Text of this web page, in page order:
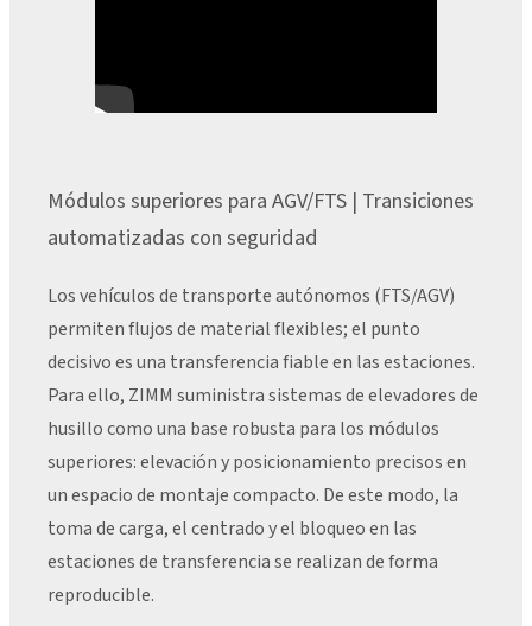
Módulos superiores para AGV/FTS | Transiciones
automatizadas con seguridad
Los vehículos de transporte autónomos (FTS/AGV)
permiten flujos de material flexibles; el punto
decisivo es una transferencia fiable en las estaciones.
Para ello, ZIMM suministra sistemas de elevadores de
husillo como una base robusta para los módulos
superiores: elevación y posicionamiento precisos en
un espacio de montaje compacto. De este modo, la
toma de carga, el centrado y el bloqueo en las
estaciones de transferencia se realizan de forma
reproducible.